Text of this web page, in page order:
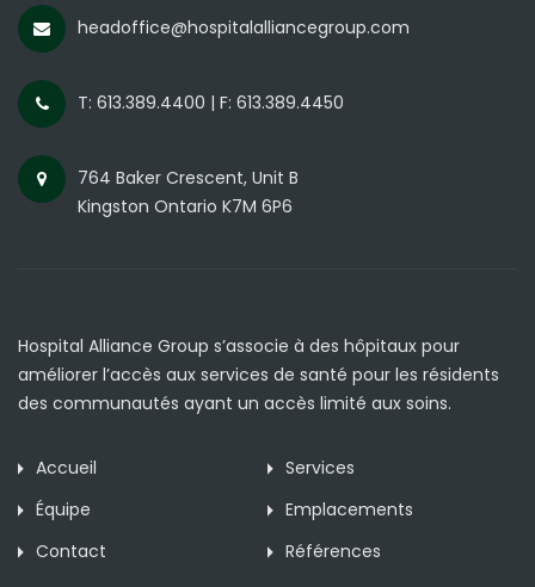
headoffice@hospitalalliancegroup.com
T: 613.389.4400 | F: 613.389.4450
764 Baker Crescent, Unit B
Kingston Ontario K7M 6P6
Hospital Alliance Group s’associe à des hôpitaux pour
améliorer l’accès aux services de santé pour les résidents
des communautés ayant un accès limité aux soins.
Accueil
Services
Équipe
Emplacements
Contact
Références